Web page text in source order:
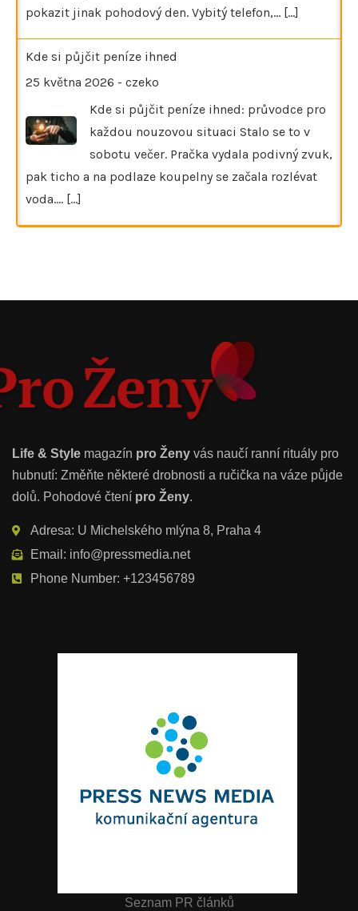
pokazit jinak pohodový den. Vybitý telefon,… [...]
Kde si půjčit peníze ihned
25 května 2026 - czeko
Kde si půjčit peníze ihned: průvodce pro
každou nouzovou situaci Stalo se to v
sobotu večer. Pračka vydala podivný zvuk,
pak ticho a na podlaze koupelny se začala rozlévat
voda.… [...]
Life & Style magazín pro Ženy vás naučí ranní rituály pro
hubnutí: Změňte některé drobnosti a ručička na váze půjde
dolů. Pohodové čtení pro Ženy.
Adresa: U Michelského mlýna 8, Praha 4
Email: info@pressmedia.net
Phone Number: +123456789
Seznam PR článků